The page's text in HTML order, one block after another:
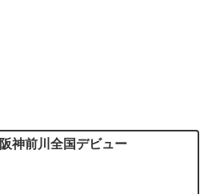
阪神前川全国デビュー